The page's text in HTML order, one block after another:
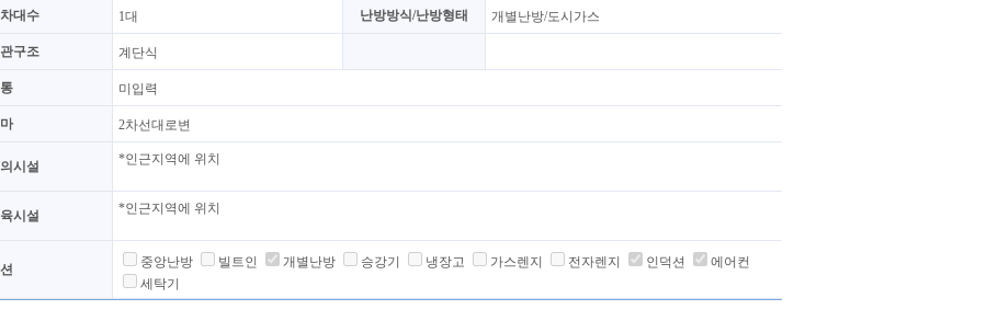
대수 1대 난방방식/난방형태 개별난방/도시가스
구조 계단식
미입력
2차선대로변
시설 *인근지역에 위치
시설 *인근지역에 위치
중앙난방 빌트인 개별난방 승강기 냉장고 가스렌지 전자렌지 인덕션
에어컨
세탁기